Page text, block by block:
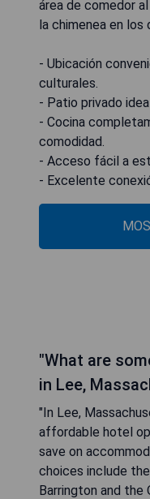
área de comedor
la chimenea en los
- Ubicación
culturales.
- Patio privado
- Cocina
comodidad.
- Acceso fácil a
- Excelente
"What are
in Lee,
"In Lee,
affordable hotel
save on
choices include
Barrington and